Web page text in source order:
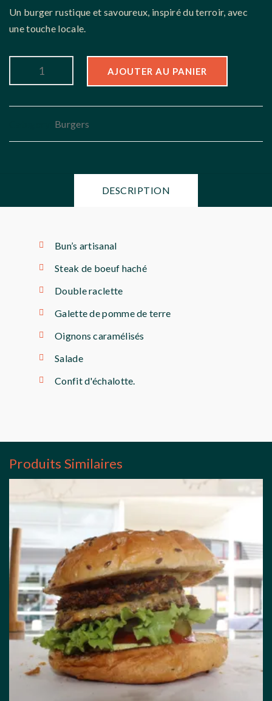
Un burger rustique et savoureux, inspiré du terroir, avec
une touche locale.
AJOUTER AU PANIER
Burgers
DESCRIPTION
Bun’s artisanal
Steak de boeuf haché
Double raclette
Galette de pomme de terre
Oignons caramélisés
Salade
Confit d'échalotte.
Produits Similaires